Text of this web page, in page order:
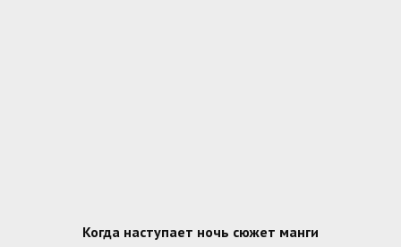
Когда наступает ночь сюжет манги